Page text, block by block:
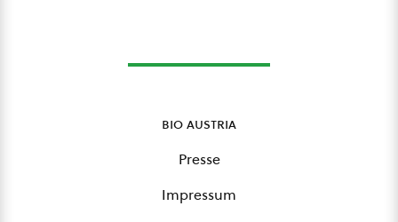
bio austria
Presse
Impressum